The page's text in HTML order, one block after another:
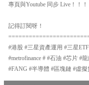
專頁與Youtube 同步 Live！！！
記得訂閱呀！
#港股 #三星資產運用 #三星
#metrofinance # #石油 #芯片 #
#FANG #半導體 #區塊鏈 #虛擬